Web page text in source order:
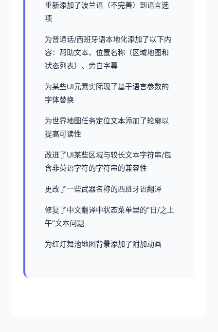
重新添加了波兰语（不完善）到语言选
项
为普通话/西班牙语本地化添加了以下内
容：帮助文本、位置名称（区域地图和
状态列表）、旁白字幕
为某些UI元素实际现了基于语言参数的
字体替换
为世界地图任务定位文本添加了轮廓以
提高可读性
改进了UI某些区域与较长文本字符串/包
含非英语字符的字符串的兼容性
更改了一些武器名称的西班牙语翻译
修复了中文翻译中状态菜单里的”日/之上
午”文本问题
为红灯舞池地图背景添加了附加动画